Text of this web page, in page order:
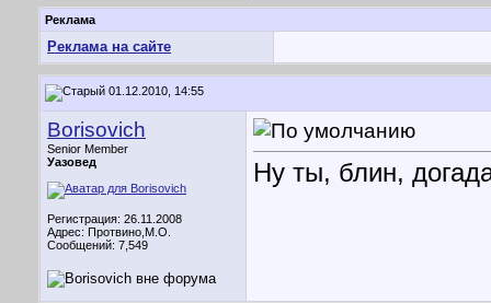
Реклама
Реклама на сайте
01.12.2010, 14:55
Borisovich
Senior Member
Уазовед
Регистрация: 26.11.2008
Адрес: Протвино,М.О.
Сообщений: 7,549
Ну ты, блин,